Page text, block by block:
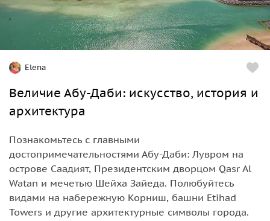
Elena
Величие Абу-Даби: искусство, история и
архитектура
Познакомьтесь с главными
достопримечательностями Абу-Даби: Лувром на
острове Саадият, Президентским дворцом Qasr Al
Watan и мечетью Шейха Зайеда. Полюбуйтесь
видами на набережную Корниш, башни Etihad
Towers и другие архитектурные символы города.